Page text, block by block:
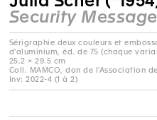
Security Message
Sérigraphie deux couleurs et
d'aluminium, éd. de 75 (chaque
25.2 × 29.5 cm
Coll. MAMCO, don de l'Association
Inv: 2022-4 (1 à 2)